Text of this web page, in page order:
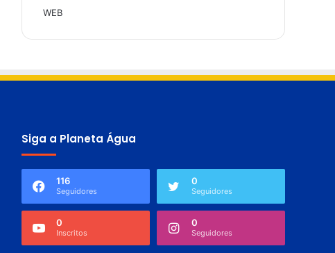
WEB
Siga a Planeta Água
116
Seguidores
0
Seguidores
0
Inscritos
0
Seguidores